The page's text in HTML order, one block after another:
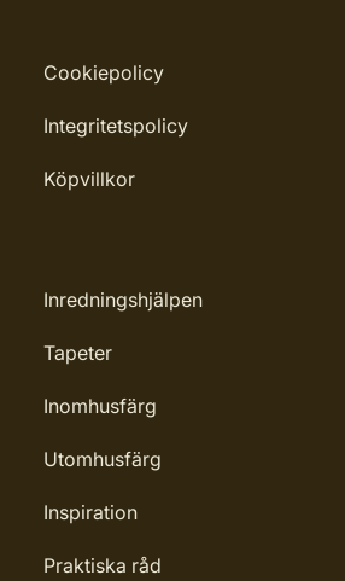
Cookiepolicy
Integritetspolicy
Köpvillkor
Inredningshjälpen
Tapeter
Inomhusfärg
Utomhusfärg
Inspiration
Praktiska råd